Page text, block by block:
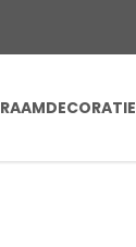
RAAMDECORATIE